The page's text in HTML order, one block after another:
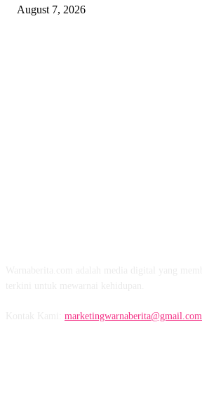
August 7, 2026
marketingwarnaberita@gmail.com